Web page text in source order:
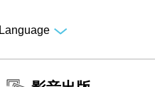
Language